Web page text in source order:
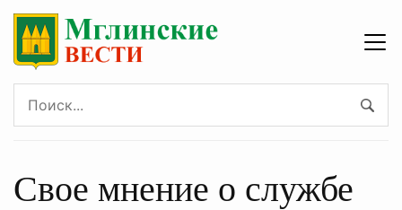
Свое мнение о службе